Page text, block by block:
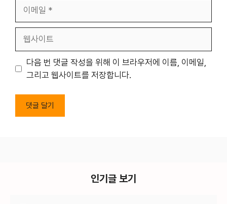
일
트
다음 번 댓글 작성을 위해 이 브라우저에 이름, 이메일,
그리고 웹사이트를 저장합니다.
인기글 보기